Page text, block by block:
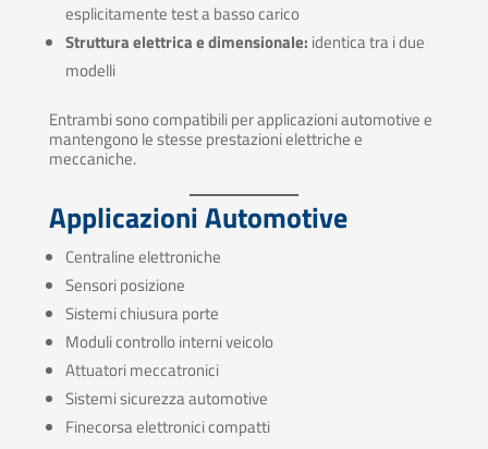
esplicitamente test a basso carico
Struttura elettrica e dimensionale: identica tra i due
modelli
Entrambi sono compatibili per applicazioni automotive e
mantengono le stesse prestazioni elettriche e
meccaniche.
Applicazioni Automotive
Centraline elettroniche
Sensori posizione
Sistemi chiusura porte
Moduli controllo interni veicolo
Attuatori meccatronici
Sistemi sicurezza automotive
Finecorsa elettronici compatti